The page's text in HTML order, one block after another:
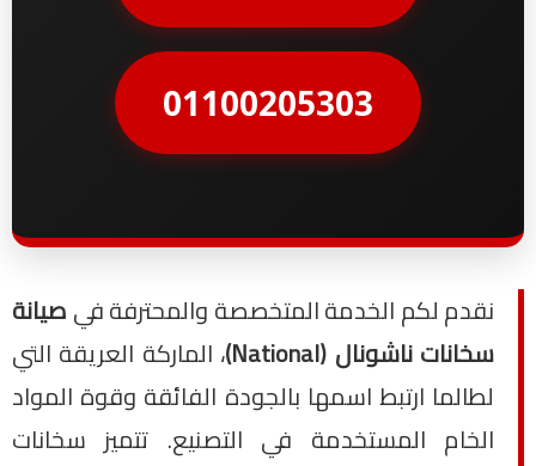
01100205303
نقدم لكم الخدمة المتخصصة والمحترفة فيصيانة
سخانات ناشونال (National)
، الماركة العريقة التي
لطالما ارتبط اسمها بالجودة الفائقة وقوة المواد
الخام المستخدمة في التصنيع. تتميز سخانات